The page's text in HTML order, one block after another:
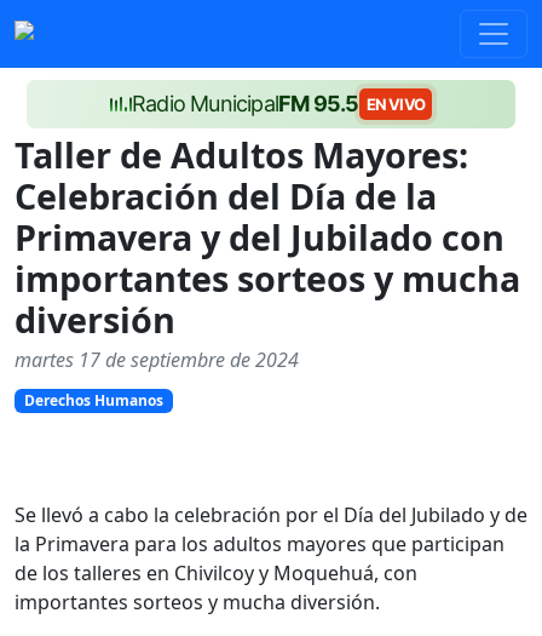
Radio MunicipalFM 95.5 EN VIVO
Taller de Adultos Mayores:
Celebración del Día de la
Primavera y del Jubilado con
importantes sorteos y mucha
diversión
martes 17 de septiembre de 2024
Derechos Humanos
Se llevó a cabo la celebración por el Día del Jubilado y de
la Primavera para los adultos mayores que participan
de los talleres en Chivilcoy y Moquehuá, con
importantes sorteos y mucha diversión.